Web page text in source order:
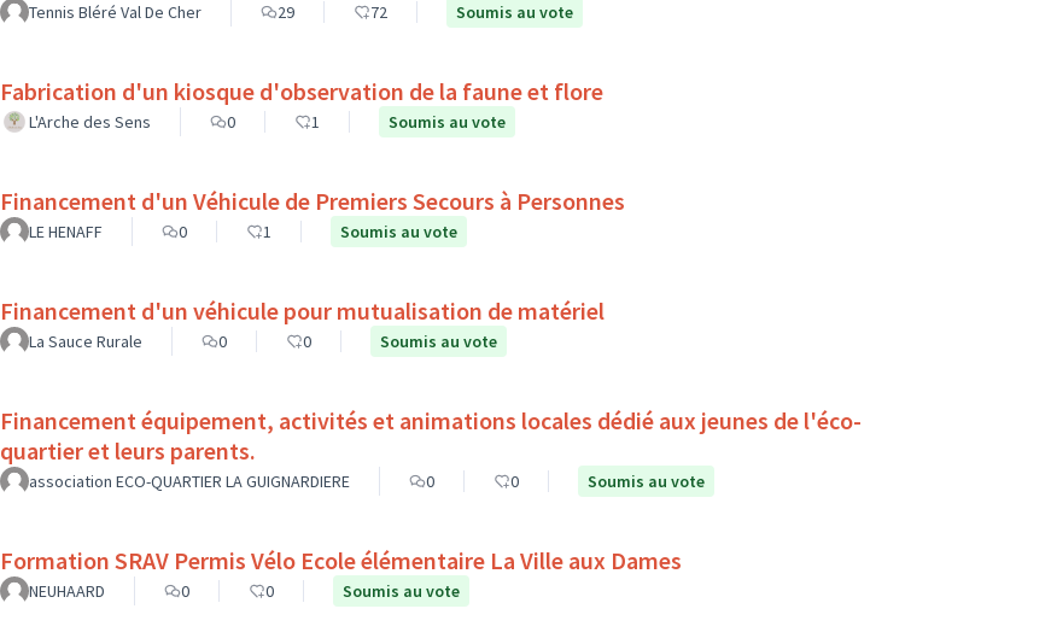
Tennis Bléré Val De Cher 29 72 Soumis au vote
Fabrication d'un kiosque d'observation de la faune et flore
L'Arche des Sens 0 1 Soumis au vote
Financement d'un Véhicule de Premiers Secours à Personnes
LE HENAFF 0 1 Soumis au vote
Financement d'un véhicule pour mutualisation de matériel
La Sauce Rurale 0 0 Soumis au vote
Financement équipement, activités et animations locales dédié aux jeunes de l'éco-
quartier et leurs parents.
association ECO-QUARTIER LA GUIGNARDIERE 0 0 Soumis au vote
Formation SRAV Permis Vélo Ecole élémentaire La Ville aux Dames
NEUHAARD 0 0 Soumis au vote